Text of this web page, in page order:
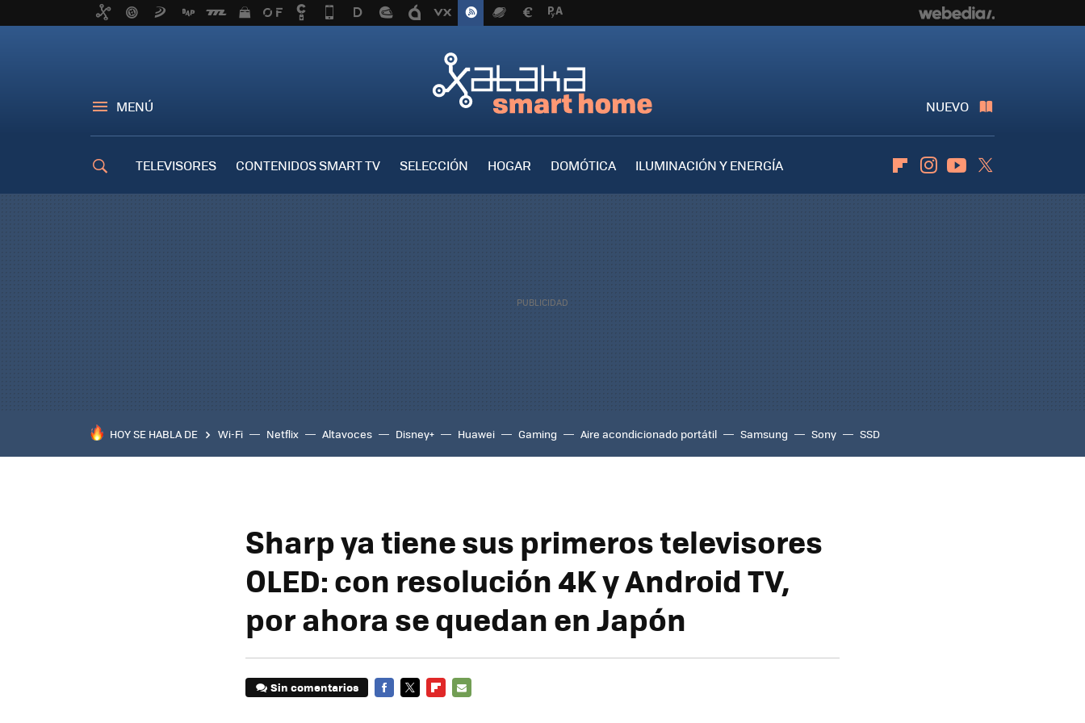
MENÚ NUEVO
TELEVISORES CONTENIDOS SMART TV SELECCIÓN HOGAR DOMÓTICA
ILUMINACIÓN Y ENERGÍA
FlipboardInstagramYoutube
HOY SE HABLA DE Wi-Fi Netflix Altavoces Disney+ Huawei Gaming Aire acondicionado portátil Samsung Sony SSD
Sharp ya tiene sus primeros televisores
OLED: con resolución 4K y Android TV,
por ahora se quedan en Japón
Sin comentarios